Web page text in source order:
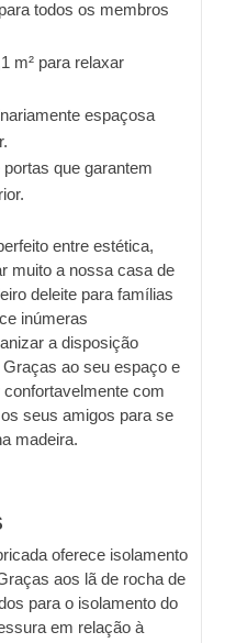
todos os membros
m² para relaxar
espaçosa
que garantem
entre estética,
muito a nossa casa de
deleite para famílias
inúmeras
a disposição
ao seu espaço e
com
seus amigos para se
madeira.
oferece isolamento
aos lã de rocha de
para o isolamento do
em relação à